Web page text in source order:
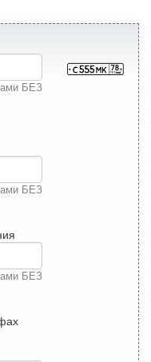
БЕЗ
БЕЗ
БЕЗ